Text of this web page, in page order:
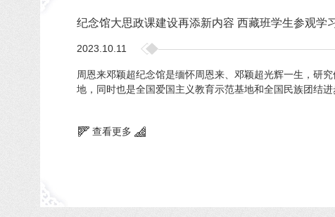
纪念馆大思政课建设再添新内容 西藏班学生参观学
2023.10.11
周恩来邓颖超纪念馆是缅怀周恩来、邓颖超光辉一生，研
地，同时也是全国爱国主义教育示范基地和全国民族团结
查看更多